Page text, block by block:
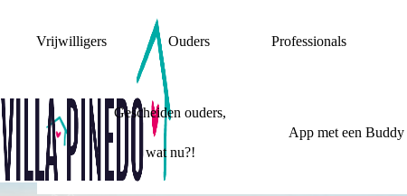
Vrijwilligers Ouders Professionals
Gescheiden ouders,
wat nu?!
App met een Buddy